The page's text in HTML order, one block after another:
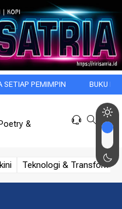
BUKU FAVORIT: DI
&
Teknologi &